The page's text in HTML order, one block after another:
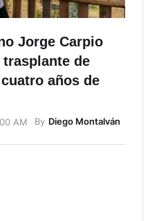
Jorge Carpio
de
años de
AM By Diego Montalván